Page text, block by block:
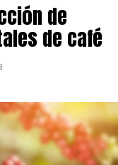
de
de café